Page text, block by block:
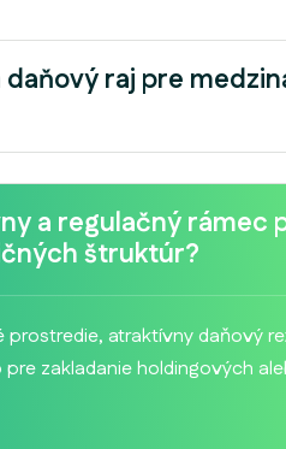
raj pre
a regulačný rámec
štruktúr?
atraktívny daňový
zakladanie holdingových